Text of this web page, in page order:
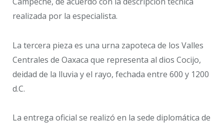
realizada por la especialista.
La tercera pieza es una urna zapoteca de los Valles
Centrales de Oaxaca que representa al dios Cocijo,
deidad de la lluvia y el rayo, fechada entre 600 y 1200
d.C.
La entrega oficial se realizó en la sede diplomática de